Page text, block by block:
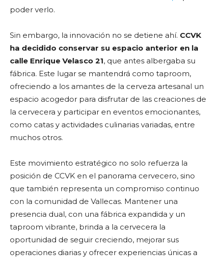
poder verlo.
Sin embargo, la innovación no se detiene ahí. CCVK
ha decidido conservar su espacio anterior en la
calle Enrique Velasco 21, que antes albergaba su
fábrica. Este lugar se mantendrá como taproom,
ofreciendo a los amantes de la cerveza artesanal un
espacio acogedor para disfrutar de las creaciones de
la cervecera y participar en eventos emocionantes,
como catas y actividades culinarias variadas, entre
muchos otros.
Este movimiento estratégico no solo refuerza la
posición de CCVK en el panorama cervecero, sino
que también representa un compromiso continuo
con la comunidad de Vallecas. Mantener una
presencia dual, con una fábrica expandida y un
taproom vibrante, brinda a la cervecera la
oportunidad de seguir creciendo, mejorar sus
operaciones diarias y ofrecer experiencias únicas a